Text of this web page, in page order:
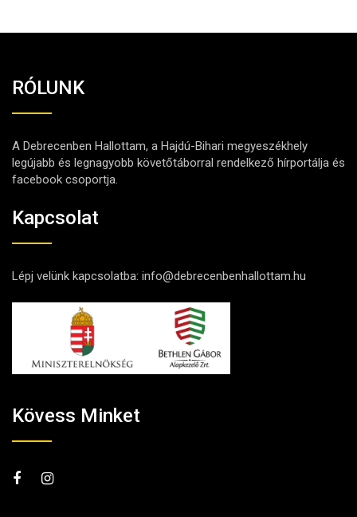
RÓLUNK
A Debrecenben Hallottam, a Hajdú-Bihari megyeszékhely
legújabb és legnagyobb követőtáborral rendelkező hírportálja és
facebook csoportja.
Kapcsolat
Lépj velünk kapcsolatba: info@debrecenbenhallottam.hu
Kövess Minket